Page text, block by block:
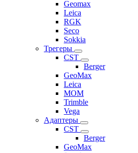
Geomax
Leica
RGK
Seco
Sokkia
Трегеры
CST
Berger
GeoMax
Leica
MOM
Trimble
Vega
Адаптеры
CST
Berger
GeoMax